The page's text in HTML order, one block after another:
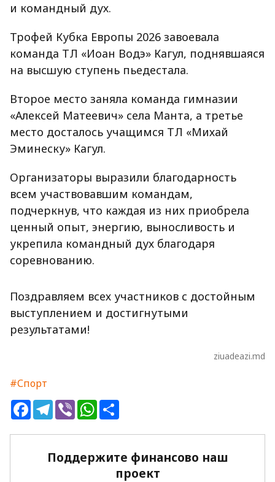
и командный дух.
Трофей Кубка Европы 2026 завоевала
команда ТЛ «Иоан Водэ» Кагул, поднявшаяся
на высшую ступень пьедестала.
Второе место заняла команда гимназии
«Алексей Матеевич» села Манта, а третье
место досталось учащимся ТЛ «Михай
Эминеску» Кагул.
Организаторы выразили благодарность
всем участвовавшим командам,
подчеркнув, что каждая из них приобрела
ценный опыт, энергию, выносливость и
укрепила командный дух благодаря
соревнованию.
Поздравляем всех участников с достойным
выступлением и достигнутыми
результатами!
ziuadeazi.md
#Спорт
FacebookTelegram
ViberWhatsApp
Поддержите финансово наш
проект